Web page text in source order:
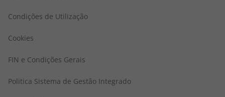
Condições de Utilização
Cookies
FIN e Condições Gerais
Politica Sistema de Gestão Integrado